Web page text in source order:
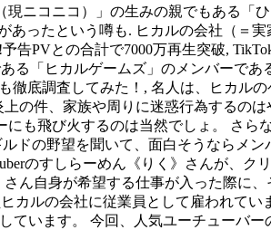
ニコニコ）」の生みの親でもある
ったという噂も. ヒカルの会社（＝
告PVとの合計で7000万再生突破,
る「ヒカルゲームズ」のメンバーで
底調査してみた！, 名人は、ヒカル
の件、家族や周りに迷惑行為するの
も飛び火するのは当然でしょ。 さ
ドの野望を聞いて、面白そうならメ
のすしらーめん《りく》さんが、
ん自身が希望する仕事が入った際に
カルの会社に従業員として雇われて
ています。 今回、人気ユーチューバ